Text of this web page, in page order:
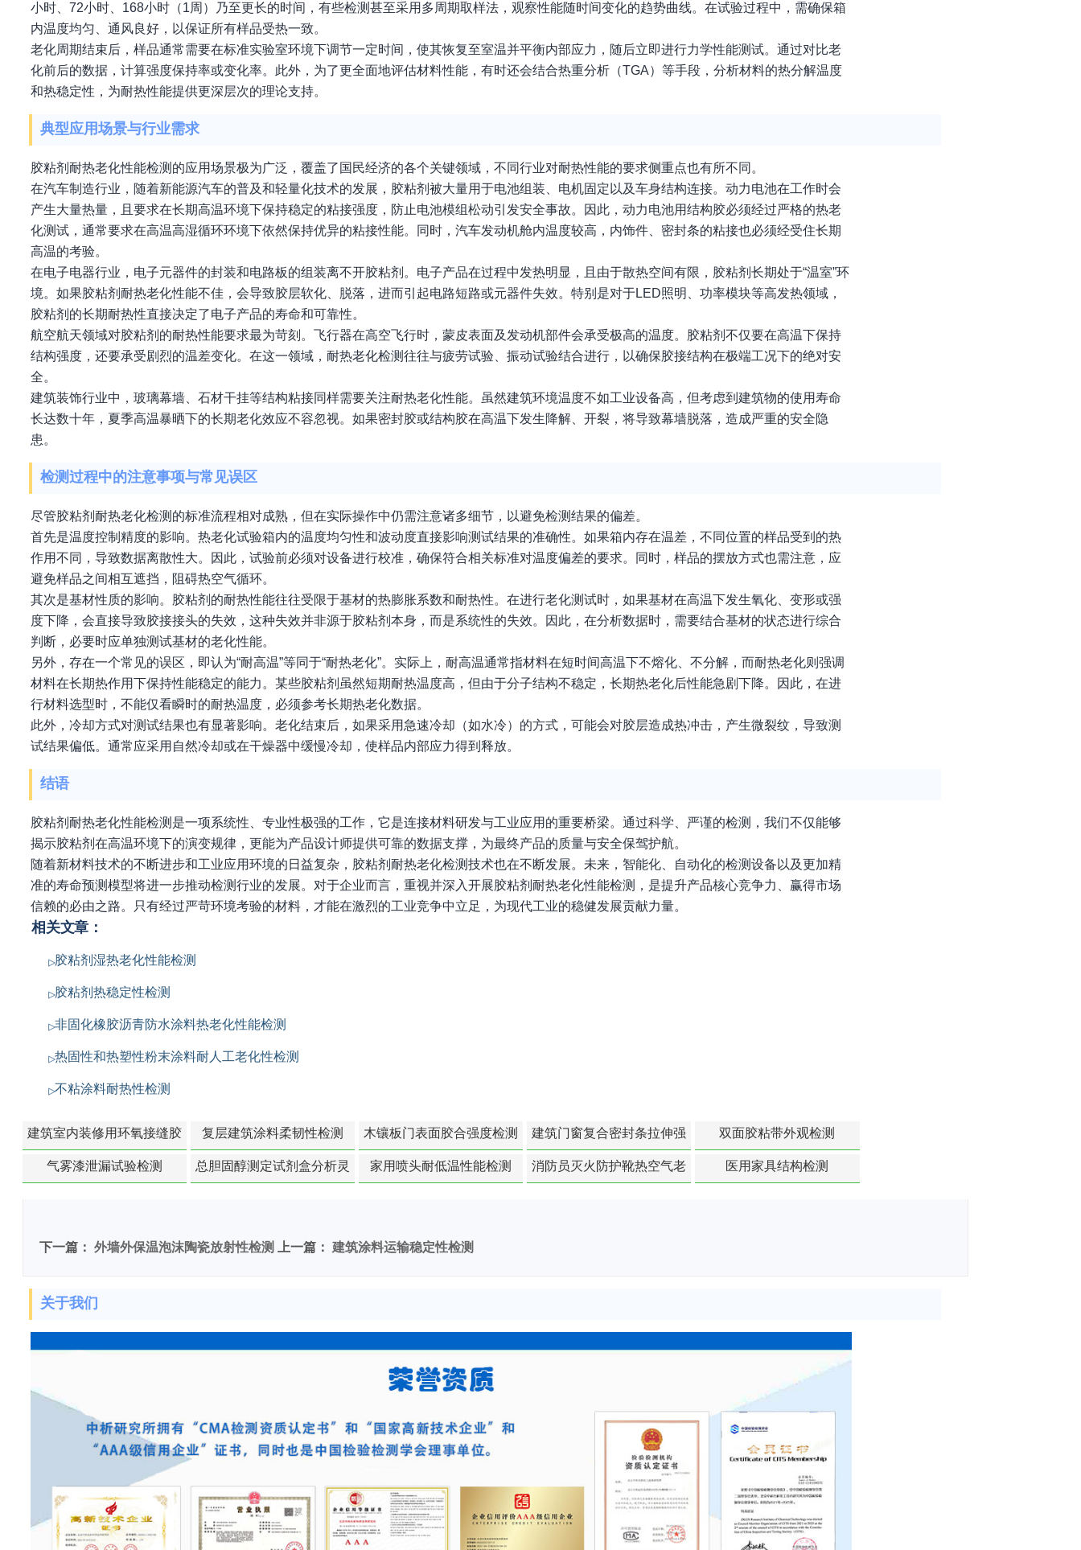
小时、72小时、168小时（1周）乃至更长的时间，有些检测甚至采用多周期取样法，观察性能随时间变化的趋势曲线。在试验过程中，需确保箱
内温度均匀、通风良好，以保证所有样品受热一致。
老化周期结束后，样品通常需要在标准实验室环境下调节一定时间，使其恢复至室温并平衡内部应力，随后立即进行力学性能测试。通过对比老
化前后的数据，计算强度保持率或变化率。此外，为了更全面地评估材料性能，有时还会结合热重分析（TGA）等手段，分析材料的热分解温度
和热稳定性，为耐热性能提供更深层次的理论支持。
典型应用场景与行业需求
胶粘剂耐热老化性能检测的应用场景极为广泛，覆盖了国民经济的各个关键领域，不同行业对耐热性能的要求侧重点也有所不同。
在汽车制造行业，随着新能源汽车的普及和轻量化技术的发展，胶粘剂被大量用于电池组装、电机固定以及车身结构连接。动力电池在工作时会
产生大量热量，且要求在长期高温环境下保持稳定的粘接强度，防止电池模组松动引发安全事故。因此，动力电池用结构胶必须经过严格的热老
化测试，通常要求在高温高湿循环环境下依然保持优异的粘接性能。同时，汽车发动机舱内温度较高，内饰件、密封条的粘接也必须经受住长期
高温的考验。
在电子电器行业，电子元器件的封装和电路板的组装离不开胶粘剂。电子产品在过程中发热明显，且由于散热空间有限，胶粘剂长期处于“温室”环
境。如果胶粘剂耐热老化性能不佳，会导致胶层软化、脱落，进而引起电路短路或元器件失效。特别是对于LED照明、功率模块等高发热领域，
胶粘剂的长期耐热性直接决定了电子产品的寿命和可靠性。
航空航天领域对胶粘剂的耐热性能要求最为苛刻。飞行器在高空飞行时，蒙皮表面及发动机部件会承受极高的温度。胶粘剂不仅要在高温下保持
结构强度，还要承受剧烈的温差变化。在这一领域，耐热老化检测往往与疲劳试验、振动试验结合进行，以确保胶接结构在极端工况下的绝对安
全。
建筑装饰行业中，玻璃幕墙、石材干挂等结构粘接同样需要关注耐热老化性能。虽然建筑环境温度不如工业设备高，但考虑到建筑物的使用寿命
长达数十年，夏季高温暴晒下的长期老化效应不容忽视。如果密封胶或结构胶在高温下发生降解、开裂，将导致幕墙脱落，造成严重的安全隐
患。
检测过程中的注意事项与常见误区
尽管胶粘剂耐热老化检测的标准流程相对成熟，但在实际操作中仍需注意诸多细节，以避免检测结果的偏差。
首先是温度控制精度的影响。热老化试验箱内的温度均匀性和波动度直接影响测试结果的准确性。如果箱内存在温差，不同位置的样品受到的热
作用不同，导致数据离散性大。因此，试验前必须对设备进行校准，确保符合相关标准对温度偏差的要求。同时，样品的摆放方式也需注意，应
避免样品之间相互遮挡，阻碍热空气循环。
其次是基材性质的影响。胶粘剂的耐热性能往往受限于基材的热膨胀系数和耐热性。在进行老化测试时，如果基材在高温下发生氧化、变形或强
度下降，会直接导致胶接接头的失效，这种失效并非源于胶粘剂本身，而是系统性的失效。因此，在分析数据时，需要结合基材的状态进行综合
判断，必要时应单独测试基材的老化性能。
另外，存在一个常见的误区，即认为“耐高温”等同于“耐热老化”。实际上，耐高温通常指材料在短时间高温下不熔化、不分解，而耐热老化则强调
材料在长期热作用下保持性能稳定的能力。某些胶粘剂虽然短期耐热温度高，但由于分子结构不稳定，长期热老化后性能急剧下降。因此，在进
行材料选型时，不能仅看瞬时的耐热温度，必须参考长期热老化数据。
此外，冷却方式对测试结果也有显著影响。老化结束后，如果采用急速冷却（如水冷）的方式，可能会对胶层造成热冲击，产生微裂纹，导致测
试结果偏低。通常应采用自然冷却或在干燥器中缓慢冷却，使样品内部应力得到释放。
结语
胶粘剂耐热老化性能检测是一项系统性、专业性极强的工作，它是连接材料研发与工业应用的重要桥梁。通过科学、严谨的检测，我们不仅能够
揭示胶粘剂在高温环境下的演变规律，更能为产品设计师提供可靠的数据支撑，为最终产品的质量与安全保驾护航。
随着新材料技术的不断进步和工业应用环境的日益复杂，胶粘剂耐热老化检测技术也在不断发展。未来，智能化、自动化的检测设备以及更加精
准的寿命预测模型将进一步推动检测行业的发展。对于企业而言，重视并深入开展胶粘剂耐热老化性能检测，是提升产品核心竞争力、赢得市场
信赖的必由之路。只有经过严苛环境考验的材料，才能在激烈的工业竞争中立足，为现代工业的稳健发展贡献力量。
相关文章：
胶粘剂湿热老化性能检测
胶粘剂热稳定性检测
非固化橡胶沥青防水涂料热老化性能检测
热固性和热塑性粉末涂料耐人工老化性检测
不粘涂料耐热性检测
建筑室内装修用环氧接缝胶
苯含量检测
复层建筑涂料柔韧性检测 木镶板门表面胶合强度检测
建筑门窗复合密封条拉伸强
度-硬质塑料材料检测
双面胶粘带外观检测
气雾漆泄漏试验检测
总胆固醇测定试剂盒分析灵
家用喷头耐低温性能检测
消防员灭火防护靴热空气老
医用家具结构检测
下一篇： 外墙外保温泡沫陶瓷放射性检测 上一篇： 建筑涂料运输稳定性检测
关于我们